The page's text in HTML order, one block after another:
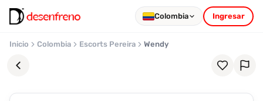
Colombia Ingresar
Inicio Colombia Escorts Pereira Wendy